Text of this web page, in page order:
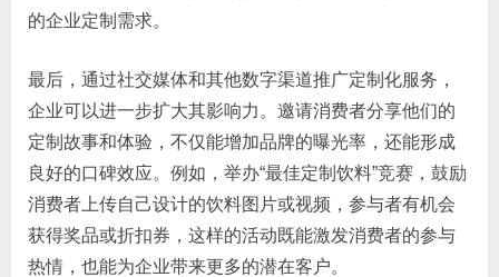
的企业定制需求。
最后，通过社交媒体和其他数字渠道推广定制化服务，
企业可以进一步扩大其影响力。邀请消费者分享他们的
定制故事和体验，不仅能增加品牌的曝光率，还能形成
良好的口碑效应。例如，举办“最佳定制饮料”竞赛，鼓励
消费者上传自己设计的饮料图片或视频，参与者有机会
获得奖品或折扣券，这样的活动既能激发消费者的参与
热情，也能为企业带来更多的潜在客户。